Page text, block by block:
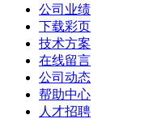
公司业绩
下载彩页
技术方案
在线留言
公司动态
帮助中心
人才招聘